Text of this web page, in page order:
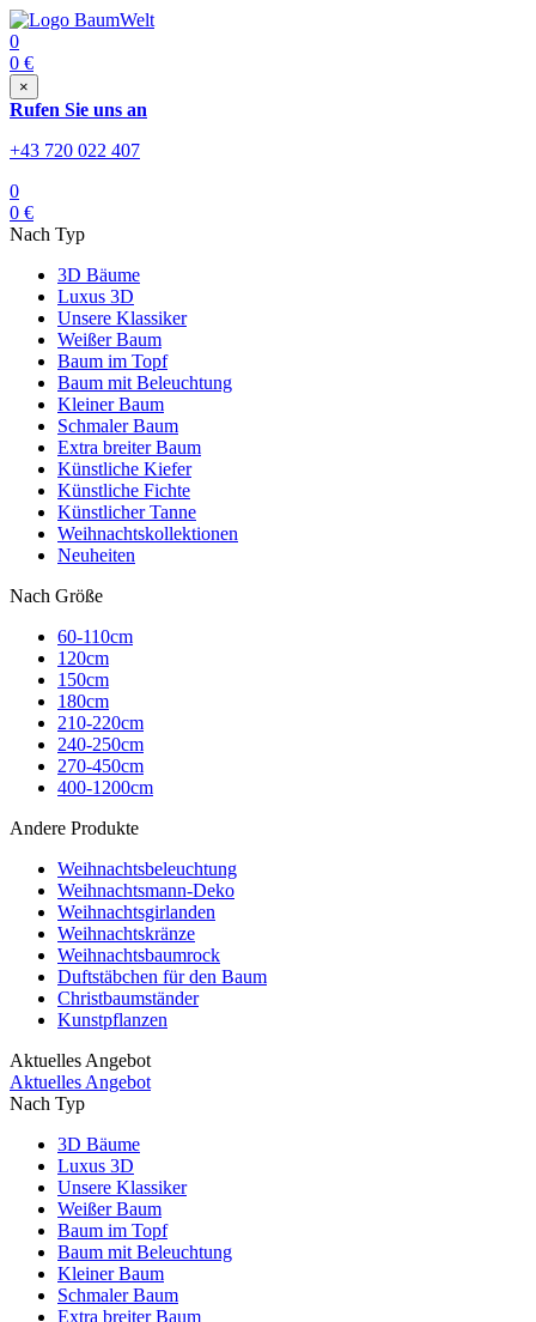
0
0 €
×
Rufen Sie uns an
+43 720 022 407
0
0 €
Nach Typ
3D Bäume
Luxus 3D
Unsere Klassiker
Weißer Baum
Baum im Topf
Baum mit Beleuchtung
Kleiner Baum
Schmaler Baum
Extra breiter Baum
Künstliche Kiefer
Künstliche Fichte
Künstlicher Tanne
Weihnachtskollektionen
Neuheiten
Nach Größe
60-110cm
120cm
150cm
180cm
210-220cm
240-250cm
270-450cm
400-1200cm
Andere Produkte
Weihnachtsbeleuchtung
Weihnachtsmann-Deko
Weihnachtsgirlanden
Weihnachtskränze
Weihnachtsbaumrock
Duftstäbchen für den Baum
Christbaumständer
Kunstpflanzen
Aktuelles Angebot
Aktuelles Angebot
Nach Typ
3D Bäume
Luxus 3D
Unsere Klassiker
Weißer Baum
Baum im Topf
Baum mit Beleuchtung
Kleiner Baum
Schmaler Baum
Extra breiter Baum